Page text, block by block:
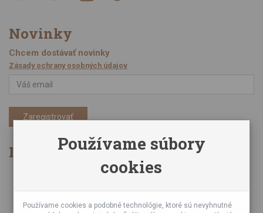
Novinky
Chcem dostávať novinky
Zásady ochrany osobných údajov
Zaregistrovať
Informácie
Obchodné podmienky
Online kurzy bubnovania
Používame súbory
cookies
Používame cookies a podobné technológie, ktoré sú nevyhnutné